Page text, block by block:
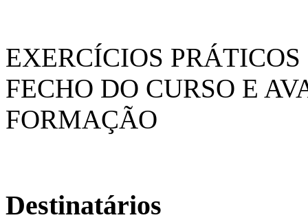
EXERCÍCIOS
FECHO DO CURSO E
FORMAÇÃO
Destinatários